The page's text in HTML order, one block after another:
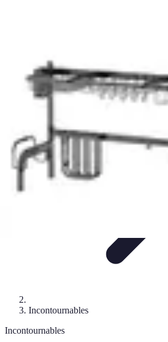
Cuisine Ustensiles
Incontournables
Incontournables